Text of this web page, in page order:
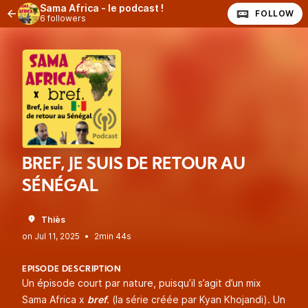
Sama Africa - le podcast !
6 followers FOLLOW
BREF, JE SUIS DE RETOUR AU
SÉNÉGAL
Thiès
•
2min 44s
EPISODE DESCRIPTION
Un épisode court par nature, puisqu’il s’agit d’un mix
Sama Africa x bref. (la série créée par Kyan Khojandi). Un